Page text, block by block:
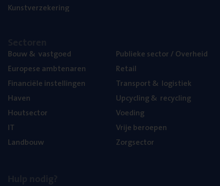
Kunst­ver­ze­ke­ring
Bouw& vastgoed
Euro­pe­se ambtenaren
Finan­ci­ë­le instellingen
Haven
Hout­sec­tor
IT
Land­bouw
Publie­ke sec­tor / Overheid
Retail
Trans­port& logistiek
Upcy­cling& recycling
Voe­ding
Vrije beroe­pen
Zorg­sec­tor